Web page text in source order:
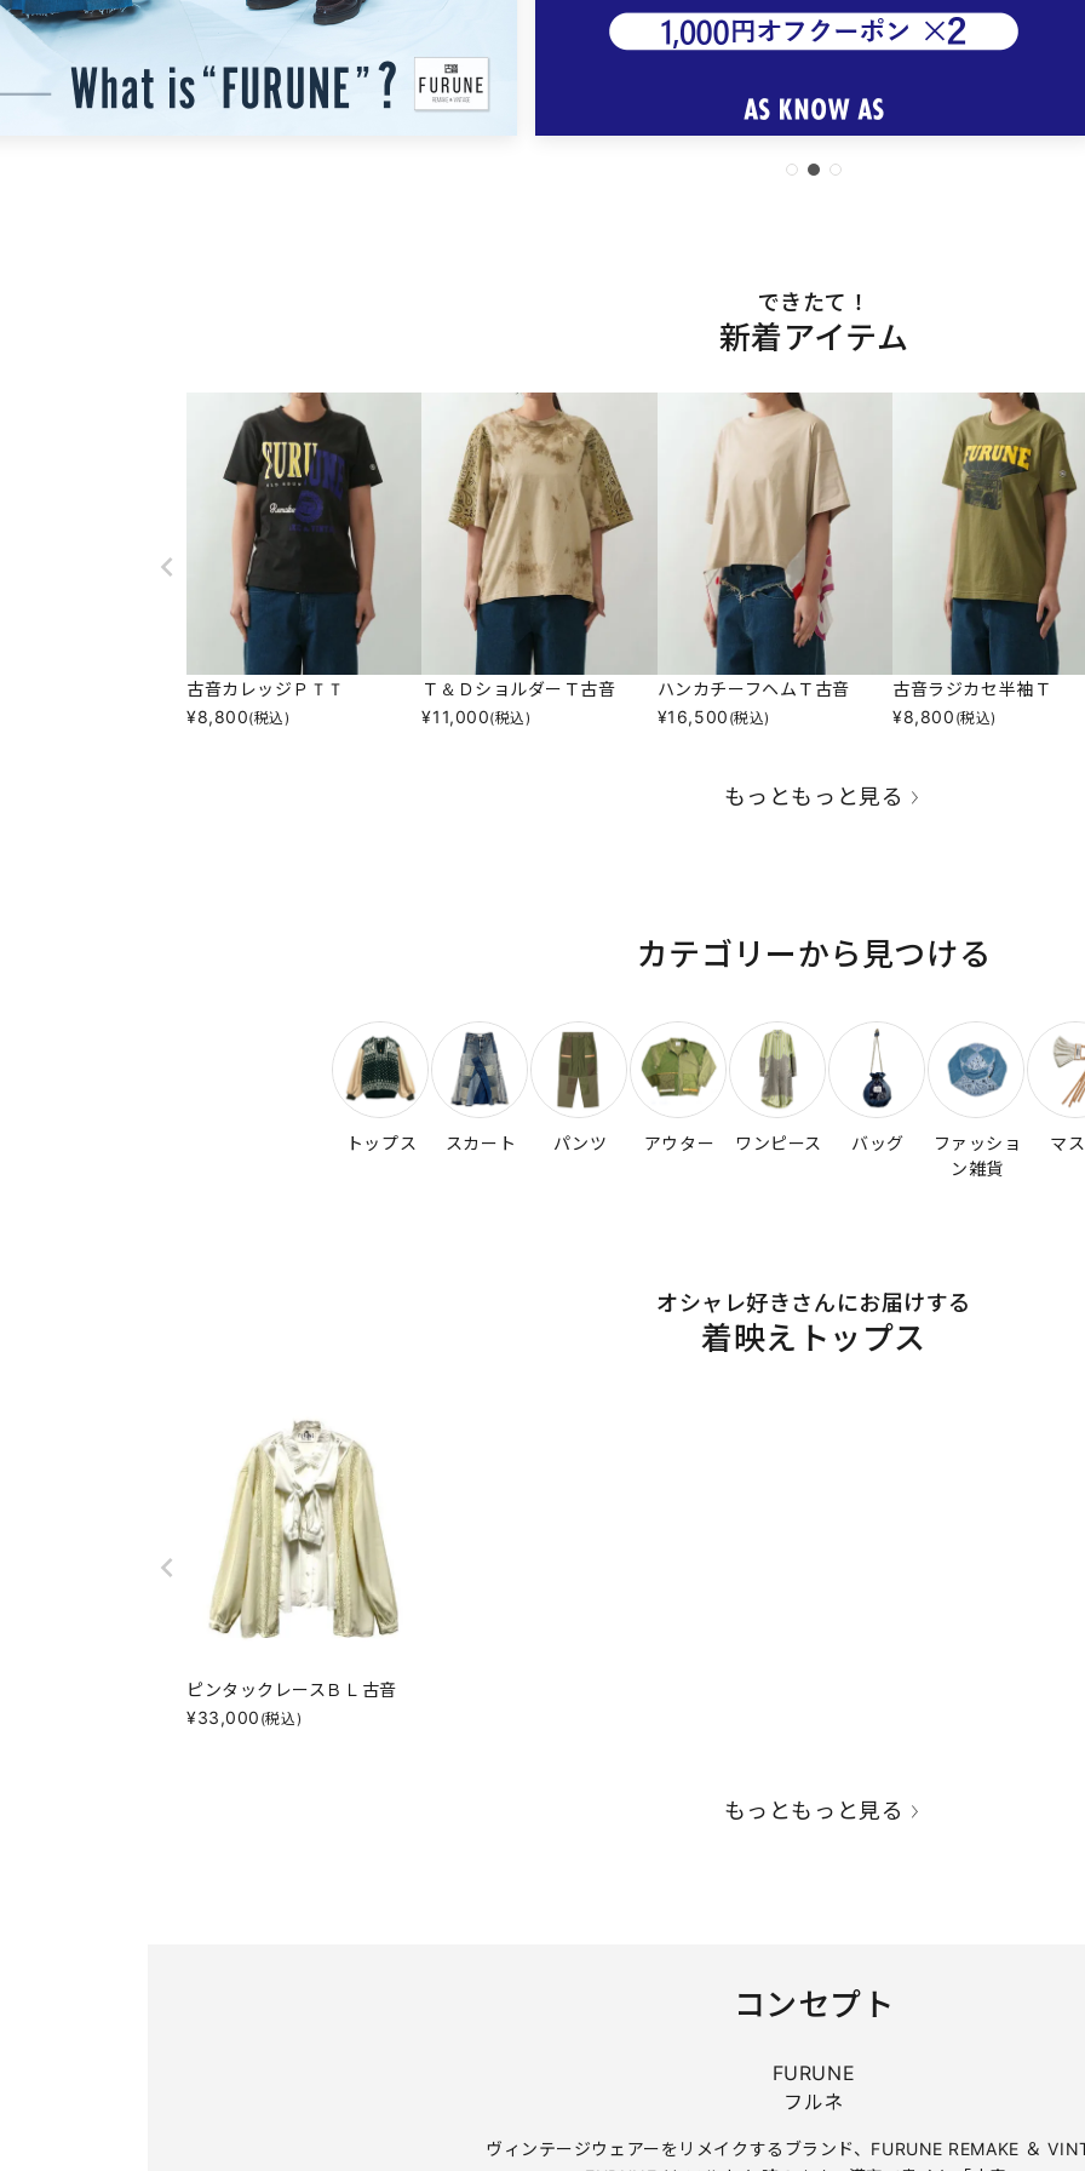
できたて！
新着アイテム
古音カレッジＰＴＴ
¥8,800(税込)
Ｔ＆ＤショルダーＴ古音
¥11,000(税込)
ハンカチーフヘムＴ古音
¥16,500 (税込)
古音ラジカセ半袖Ｔ
¥8,800 (税込)
もっともっと見る
カテゴリーから見つける
トップス スカート パンツ アウター ワンピース バッグ
ファッショ
ン雑貨
マ
オシャレ好きさんにお届けする
着映えトップス
ピンタックレースＢＬ古音
¥33,000 (税込)
もっともっと見る
コンセプト
FURUNE
フルネ
ヴィンテージウェアーをリメイクするブランド、FURUNE REMAKE ＆